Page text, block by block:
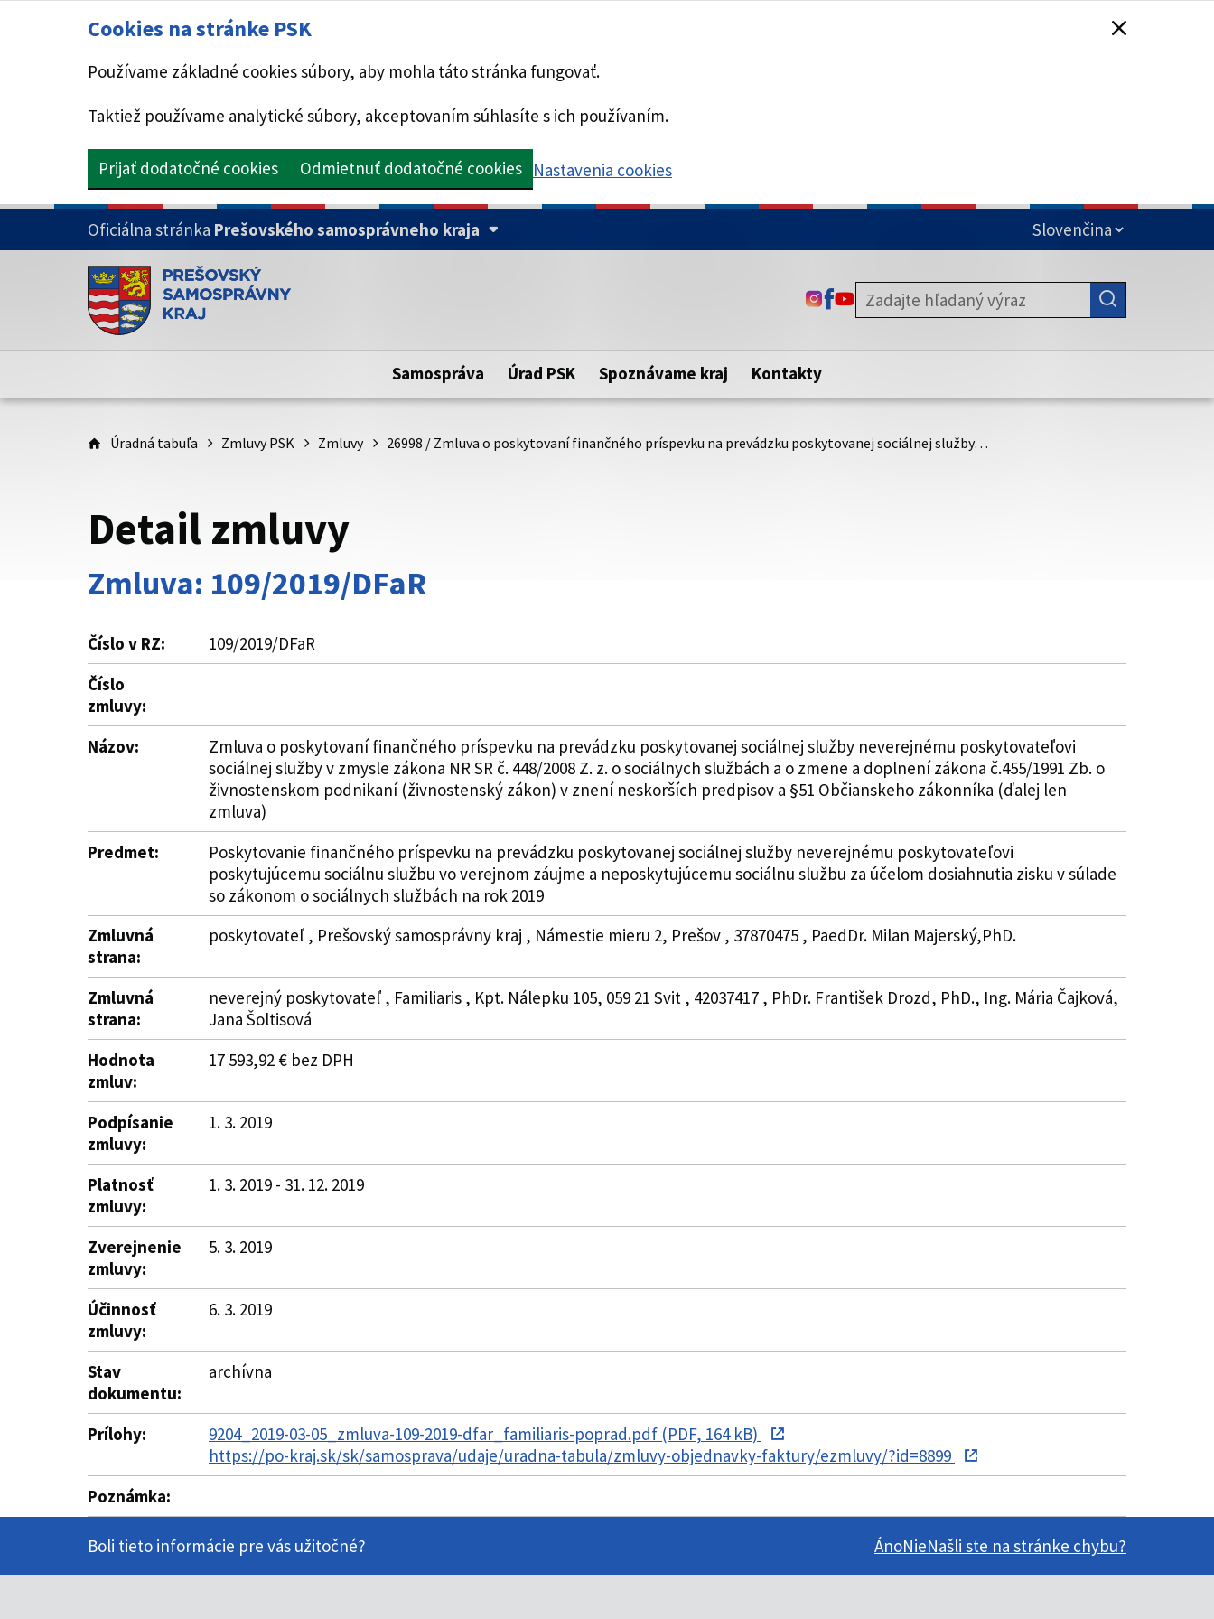
Cookies na stránke PSK
Používame základné cookies súbory, aby mohla táto stránka fungovať.
Taktiež používame analytické súbory, akceptovaním súhlasíte s ich používaním.
Prijať dodatočné cookies Odmietnuť dodatočné cookies Nastavenia cookies
PRESKOČIŤ NA HLAVNÝ OBSAH
Oficiálna stránka Prešovského samosprávneho kraja
Doména psk.sk je oficiálna
Toto je oficiálna webová stránka Prešovského samosprávneho kraja.
Táto stránka je zabezpečená
zabezpečenú webovú stránku. Zabezpečená stránka vždy začína
https:// pred názvom domény webového sídla.
ODKAZ SA OTVORÍ NA NOVEJ KARTE
ODKAZ SA OTVORÍ NA NOVEJ KARTE
ODKAZ SA OTVORÍ NA NOVEJ KARTE
Samospráva Úrad PSK Spoznávame kraj Kontakty
Úradná tabuľa Zmluvy PSK Zmluvy 26998 / Zmluva o poskytovaní finančného príspevku na prevádzku poskytovanej sociálnej služby…
Detail zmluvy
Zmluva: 109/2019/DFaR
Číslo v RZ:
109/2019/DFaR
Číslo
zmluvy:
Názov:
Zmluva o poskytovaní finančného príspevku na prevádzku poskytovanej sociálnej služby neverejnému poskytovateľovi
sociálnej služby v zmysle zákona NR SR č. 448/2008 Z. z. o sociálnych službách a o zmene a doplnení zákona č.455/1991 Zb. o
živnostenskom podnikaní (živnostenský zákon) v znení neskorších predpisov a §51 Občianskeho zákonníka (ďalej len
zmluva)
Predmet:
Poskytovanie finančného príspevku na prevádzku poskytovanej sociálnej služby neverejnému poskytovateľovi
poskytujúcemu sociálnu službu vo verejnom záujme a neposkytujúcemu sociálnu službu za účelom dosiahnutia zisku v súlade
so zákonom o sociálnych službách na rok 2019
Zmluvná
strana:
poskytovateľ , Prešovský samosprávny kraj , Námestie mieru 2, Prešov , 37870475 , PaedDr. Milan Majerský,PhD.
Zmluvná
strana:
neverejný poskytovateľ , Familiaris , Kpt. Nálepku 105, 059 21 Svit , 42037417 , PhDr. František Drozd, PhD., Ing. Mária Čajková,
Jana Šoltisová
Hodnota
zmluv:
17 593,92 € bez DPH
Podpísanie
zmluvy:
1. 3. 2019
Platnosť
zmluvy:
1. 3. 2019 - 31. 12. 2019
Zverejnenie
zmluvy:
5. 3. 2019
Účinnosť
zmluvy:
6. 3. 2019
Stav
dokumentu:
archívna
Prílohy:
9204_2019-03-05_zmluva-109-2019-dfar_familiaris-poprad.pdf (PDF, 164 kB)
https://po-kraj.sk/sk/samosprava/udaje/uradna-tabula/zmluvy-objednavky-faktury/ezmluvy/?id=8899
Poznámka:
Boli tieto informácie pre vás užitočné? ÁnoNieNašli ste na stránke chybu?